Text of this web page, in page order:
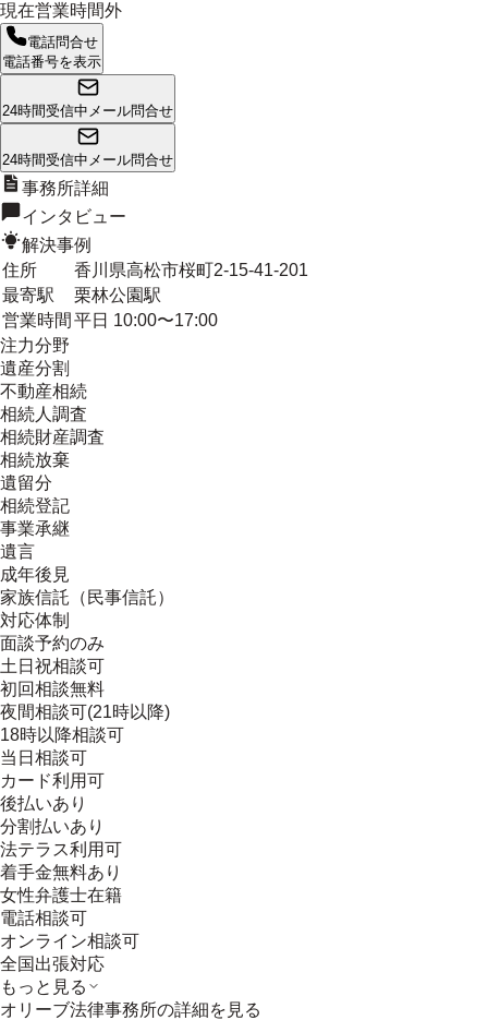
現在営業時間外
電話問合せ
電話番号を表示
24時間受信中 メール問合せ
24時間受信中 メール問合せ
事務所詳細
インタビュー
解決事例
住所
香川県高松市桜町2-15-41-201
最寄駅
栗林公園駅
営業時間 平日 10:00〜17:00
注力分野
遺産分割
不動産相続
相続人調査
相続財産調査
相続放棄
遺留分
相続登記
事業承継
遺言
成年後見
家族信託（民事信託）
対応体制
面談予約のみ
土日祝相談可
初回相談無料
夜間相談可(21時以降)
18時以降相談可
当日相談可
カード利用可
後払いあり
分割払いあり
法テラス利用可
着手金無料あり
女性弁護士在籍
電話相談可
オンライン相談可
全国出張対応
もっと見る
オリーブ法律事務所の詳細を見る